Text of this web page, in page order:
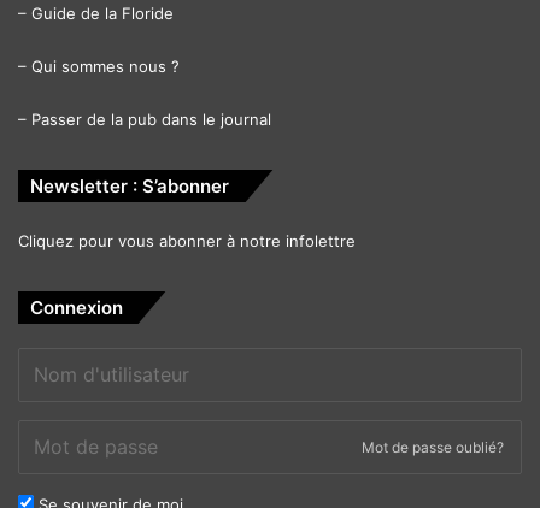
6103 NW 7th Ave. – Miami, FL 33127
performance=2499
Siudy Garrido Gala Flamenca
– Guide de la Floride
– Qui sommes nous ?
– Passer de la pub dans le journal
Newsletter : S’abonner
Cliquez pour vous abonner à notre infolettre
Connexion
Mot de passe oublié?